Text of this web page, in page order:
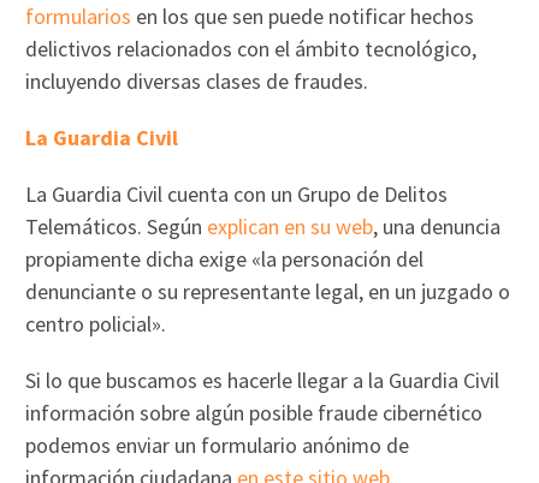
formularios en los que sen puede notificar hechos
delictivos relacionados con el ámbito tecnológico,
incluyendo diversas clases de fraudes.
La Guardia Civil
La Guardia Civil cuenta con un Grupo de Delitos
Telemáticos. Según explican en su web, una denuncia
propiamente dicha exige «la personación del
denunciante o su representante legal, en un juzgado o
centro policial».
Si lo que buscamos es hacerle llegar a la Guardia Civil
información sobre algún posible fraude cibernético
podemos enviar un formulario anónimo de
información ciudadana en este sitio web